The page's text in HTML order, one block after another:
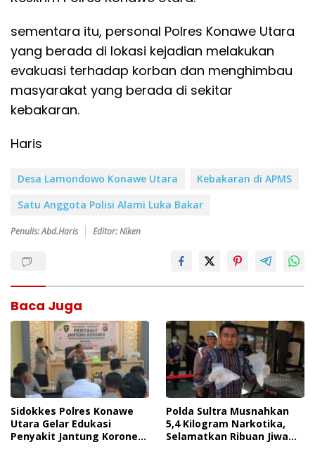
sementara itu, personal Polres Konawe Utara
yang berada di lokasi kejadian melakukan
evakuasi terhadap korban dan menghimbau
masyarakat yang berada di sekitar
kebakaran.
Haris
Desa Lamondowo Konawe Utara
Kebakaran di APMS
Satu Anggota Polisi Alami Luka Bakar
Penulis: Abd.Haris Editor: Niken
Baca Juga
Sidokkes Polres Konawe
Utara Gelar Edukasi
Penyakit Jantung Koroner,
Polda Sultra Musnahkan
5,4 Kilogram Narkotika,
Selamatkan Ribuan Jiwa